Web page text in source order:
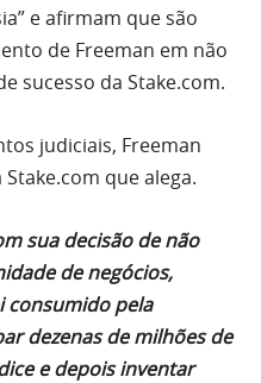
e afirmam que são
de Freeman em não
sucesso da Stake.com.
judiciais, Freeman
que alega.
sua decisão de não
de negócios,
consumido pela
dezenas de milhões de
e depois inventar